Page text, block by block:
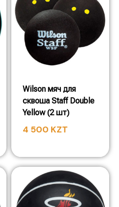
Wilson мяч для
сквоша Staff Double
Yellow (2 шт)
4 500 KZT